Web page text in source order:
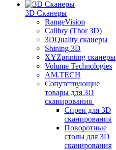
3D Сканеры
RangeVision
Calibry (Thor 3D)
3DQuality сканеры
Shining 3D
XYZprinting сканеры
Volume Technologies
AM.TECH
Сопутствующие
товары для 3D
сканирования
Спреи для 3D
сканирования
Поворотные
столы для 3D
сканирования